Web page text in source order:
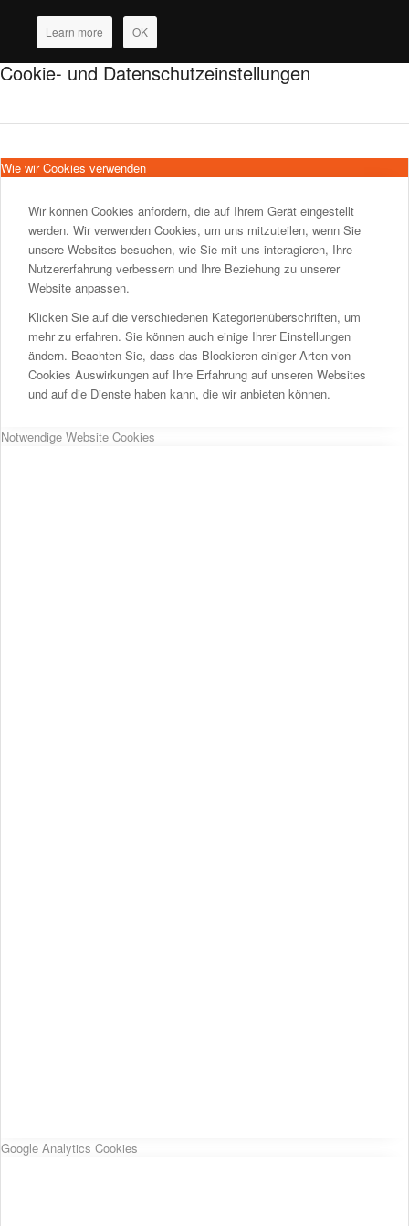
Learn more OK
Cookie- und Datenschutzeinstellungen
Wie wir Cookies verwenden
Wir können Cookies anfordern, die auf Ihrem Gerät eingestellt
werden. Wir verwenden Cookies, um uns mitzuteilen, wenn Sie
unsere Websites besuchen, wie Sie mit uns interagieren, Ihre
Nutzererfahrung verbessern und Ihre Beziehung zu unserer
Website anpassen.
Klicken Sie auf die verschiedenen Kategorienüberschriften, um
mehr zu erfahren. Sie können auch einige Ihrer Einstellungen
ändern. Beachten Sie, dass das Blockieren einiger Arten von
Cookies Auswirkungen auf Ihre Erfahrung auf unseren Websites
und auf die Dienste haben kann, die wir anbieten können.
Notwendige Website Cookies
Google Analytics Cookies